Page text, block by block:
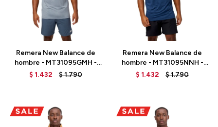
Remera New Balance de
hombre - MT31095GMH -
GREY
$ 1.432 $1.790
Remera New Balance de
hombre - MT31095NNH -
BLUE
$ 1.432 $1.790